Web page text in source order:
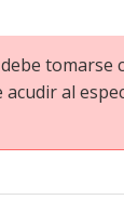
tomarse
al